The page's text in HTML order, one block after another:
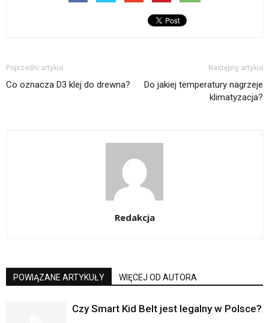
Poprzedni artykuł
Co oznacza D3 klej do drewna?
Następny artykuł
Do jakiej temperatury nagrzeje
klimatyzacja?
Redakcja
POWIĄZANE ARTYKUŁY WIĘCEJ OD AUTORA
Czy Smart Kid Belt jest legalny w Polsce?